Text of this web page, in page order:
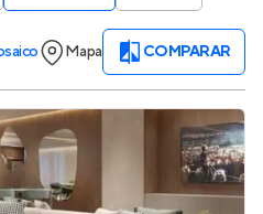
Mapa COMPARAR